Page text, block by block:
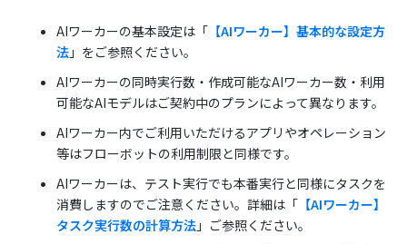
AIワーカーの基本設定は「 【AIワーカー】基本的な設定方
法 」をご参照ください。
AIワーカーの同時実行数・作成可能なAIワーカー数・利用
可能なAIモデルはご契約中のプランによって異なります。
AIワーカー内でご利用いただけるアプリやオペレーション
等はフローボットの利用制限と同様です。
AIワーカーは、テスト実行でも本番実行と同様にタスクを
消費しますのでご注意ください。詳細は「 【AIワーカー】
タスク実行数の計算方法 」ご参照ください。